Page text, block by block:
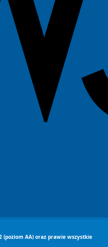
(poziom AA) oraz prawie wszystkie